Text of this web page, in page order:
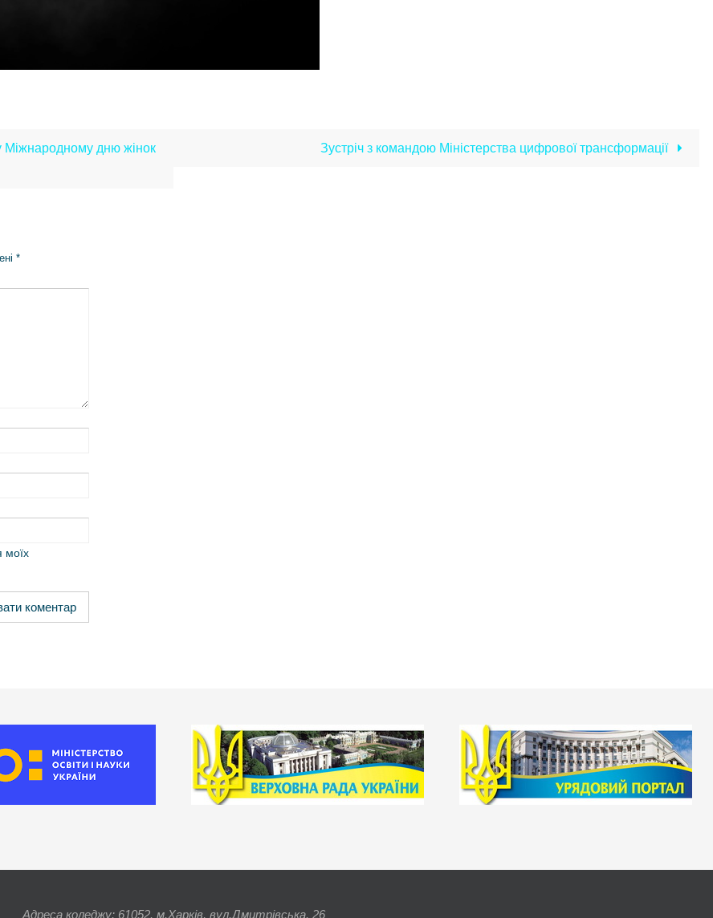
Міжнародному дню жінок
Зустріч з командою Міністерства цифрової трансформації
*
моїх
Адреса коледжу: 61052. м.Харків, вул.Дмитрівська. 26